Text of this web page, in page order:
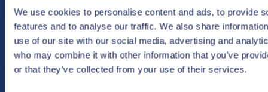
We use cookies to personalise content and ads, to provide
features and to analyse our traffic. We also share
use of our site with our social media, advertising and
who may combine it with other information that you’ve
or that they’ve collected from your use of their services.